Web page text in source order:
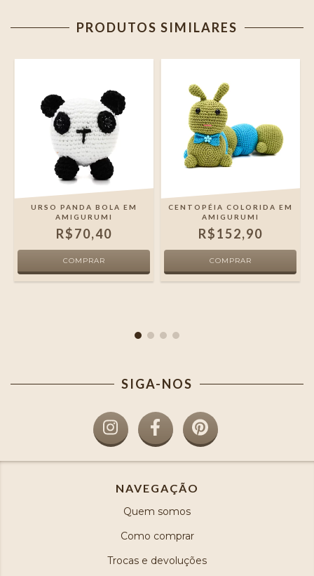
PRODUTOS SIMILARES
URSO PANDA BOLA EM
AMIGURUMI
R$70,40
CENTOPÉIA COLORIDA EM
AMIGURUMI
R$152,90
SIGA-NOS
NAVEGAÇÃO
Quem somos
Como comprar
Trocas e devoluções